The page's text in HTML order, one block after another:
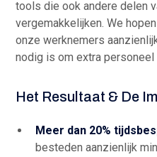
tools die ook andere delen
vergemakkelijken. We
onze werknemers
nodig is om extra personeel
Het Resultaat & De
Meer dan 20%
besteden aanzienlijk